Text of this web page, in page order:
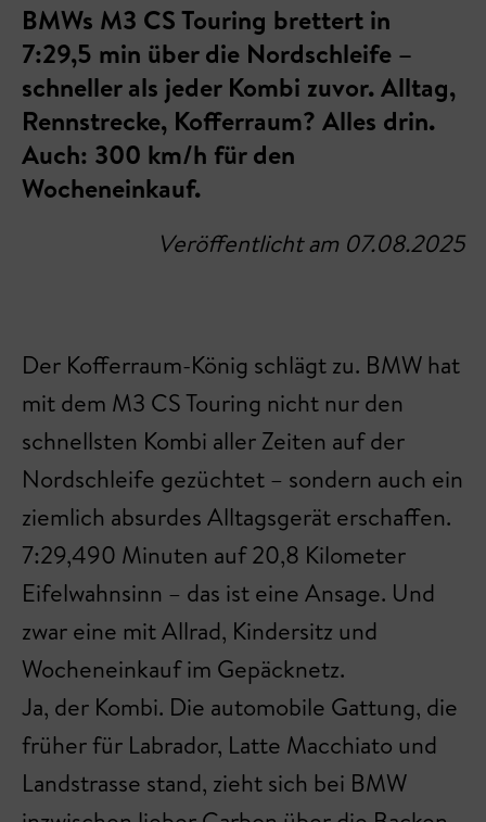
BMWs M3 CS Touring brettert in
7:29,5 min über die Nordschleife –
schneller als jeder Kombi zuvor. Alltag,
Rennstrecke, Kofferraum? Alles drin.
Auch: 300 km/h für den
Wocheneinkauf.
Veröffentlicht am 07.08.2025
Der Kofferraum-König schlägt zu. BMW hat
mit dem M3 CS Touring nicht nur den
schnellsten Kombi aller Zeiten auf der
Nordschleife gezüchtet – sondern auch ein
ziemlich absurdes Alltagsgerät erschaffen.
7:29,490 Minuten auf 20,8 Kilometer
Eifelwahnsinn – das ist eine Ansage. Und
zwar eine mit Allrad, Kindersitz und
Wocheneinkauf im Gepäcknetz.
Ja, der Kombi. Die automobile Gattung, die
früher für Labrador, Latte Macchiato und
Landstrasse stand, zieht sich bei BMW